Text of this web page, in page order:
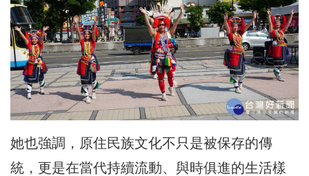
她也強調，原住民族文化不只是被保存的傳
統，更是在當代持續流動、與時俱進的生活樣